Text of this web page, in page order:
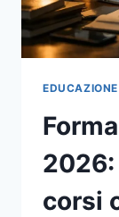
corsi